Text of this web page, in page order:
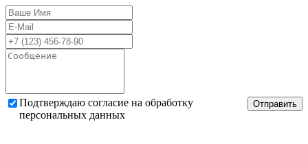
Подтверждаю согласие на обработку
персональных данных
Отправить